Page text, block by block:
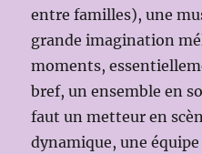
entre familles), une
grande imagination
moments,
bref, un ensemble en
faut un metteur en
dynamique, une